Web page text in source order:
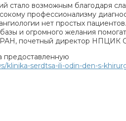
стало возможным благодаря
профессионализму
нет простых
и огромного желания
почетный директор НПЦИК
предоставленную
serdtsa-ili-odin-den-s-